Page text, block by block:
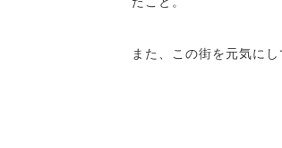
また、この街を元気に